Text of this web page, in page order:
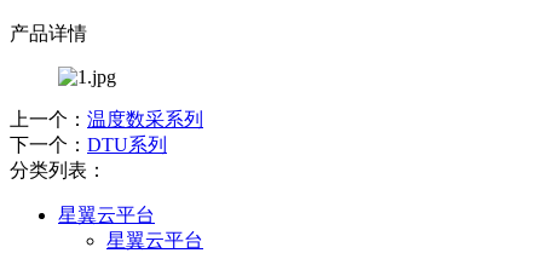
产品详情
上一个： 温度数采系列
下一个： DTU系列
分类列表：
星翼云平台
星翼云平台